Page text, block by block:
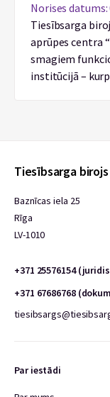
Norises datums:
Tiesībsarga
aprūpes centra
smagiem
institūcijā – kurp
Tiesībsarga birojs
Baznīcas iela 25
Rīga
LV-1010
+371 25576154
+371 67686768
Par iestādi